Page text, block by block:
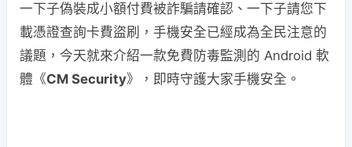
一下子偽裝成小額付費被詐騙請確認、一下子請您下
載憑證查詢卡費盜刷，手機安全已經成為全民注意的
議題，今天就來介紹一款免費防毒監測的 Android 軟
體《CM Security》，即時守護大家手機安全。